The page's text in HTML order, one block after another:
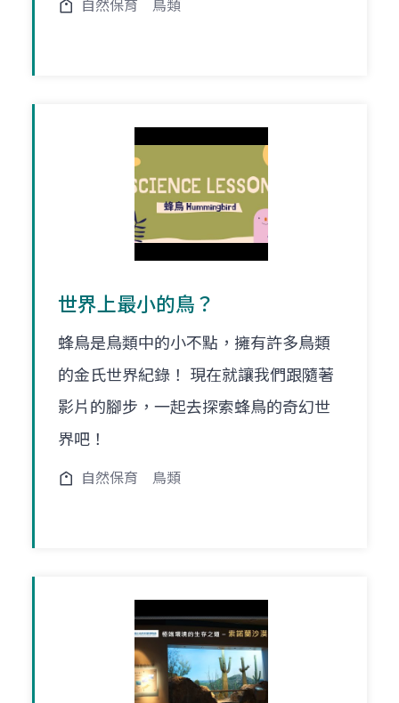
自然保育 鳥類
世界上最小的鳥？
蜂鳥是鳥類中的小不點，擁有許多鳥類
的金氏世界紀錄！ 現在就讓我們跟隨著
影片的腳步，一起去探索蜂鳥的奇幻世
界吧！
自然保育 鳥類